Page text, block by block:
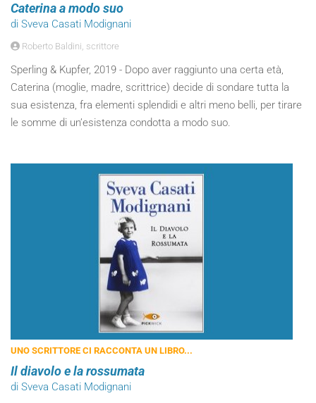
Caterina a modo suo
di Sveva Casati Modignani
Roberto Baldini, scrittore
Sperling & Kupfer, 2019 - Dopo aver raggiunto una certa età,
Caterina (moglie, madre, scrittrice) decide di sondare tutta la
sua esistenza, fra elementi splendidi e altri meno belli, per tirare
le somme di un’esistenza condotta a modo suo.
UNO SCRITTORE CI RACCONTA UN LIBRO...
Il diavolo e la rossumata
di Sveva Casati Modignani